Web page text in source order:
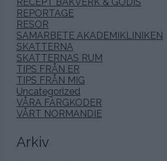
REPORTAGE
RESOR
SAMARBETE AKADEMIKLINIKEN
SKATTERNA
SKATTERNAS RUM
TIPS FRÅN ER
TIPS FRÅN MIG
Uncategorized
VÅRA FÄRGKODER
VÅRT NORMANDIE
Arkiv